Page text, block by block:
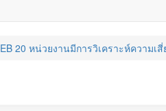
EB 20 หน่วยงานมีการวิเคราะห์ความ